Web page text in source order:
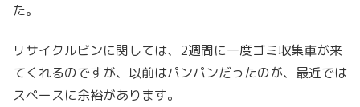
た。
リサイクルビンに関しては、2週間に一度ゴミ収集車が来
てくれるのですが、以前はパンパンだったのが、最近では
スペースに余裕があります。